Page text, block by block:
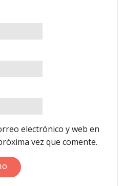
electrónico y web en
vez que comente.